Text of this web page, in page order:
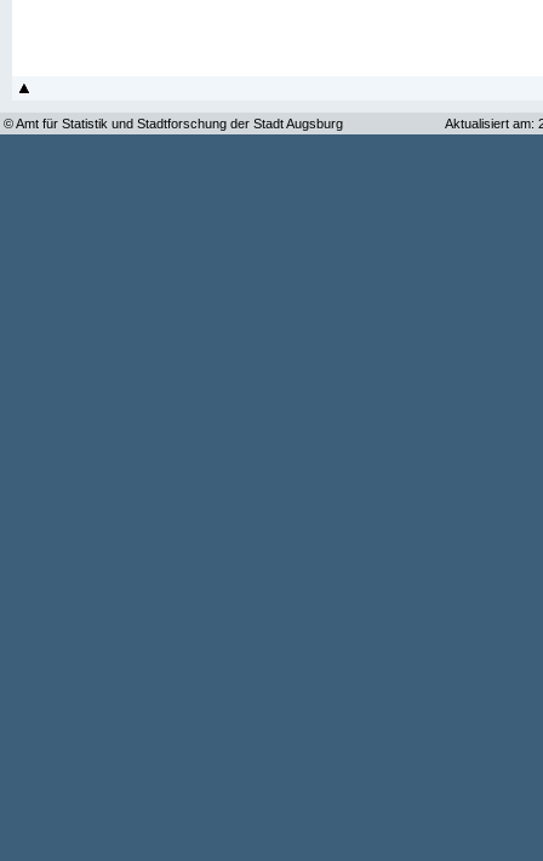
© Amt für Statistik und Stadtforschung der Stadt Augsburg Aktualisiert am: